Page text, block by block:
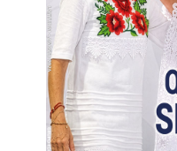
Tecnológico de
3 agosto, 2026